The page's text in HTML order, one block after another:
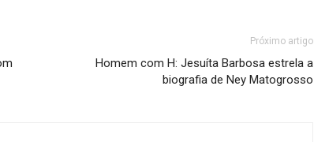
Próximo artigo
Homem com H: Jesuíta Barbosa estrela a
biografia de Ney Matogrosso